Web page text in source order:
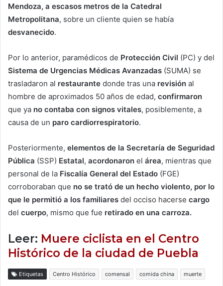
Mendoza, a escasos metros de la Catedral
Metropolitana, sobre un cliente quien se había
desvanecido.
Por lo anterior, paramédicos de Protección Civil (PC) y del
Sistema de Urgencias Médicas Avanzadas (SUMA) se
trasladaron al restaurante donde tras una revisión al
hombre de aproximados 50 años de edad, confirmaron
que ya no contaba con signos vitales, posiblemente, a
causa de un paro cardiorrespiratorio.
Posteriormente, elementos de la Secretaría de Seguridad
Pública (SSP) Estatal, acordonaron el área, mientras que
personal de la Fiscalía General del Estado (FGE)
corroboraban que no se trató de un hecho violento, por lo
que le permitió a los familiares del occiso hacerse cargo
del cuerpo, mismo que fue retirado en una carroza.
Leer: Muere ciclista en el Centro
Histórico de la ciudad de Puebla
Etiquetas Centro Histórico comensal comida china muerte